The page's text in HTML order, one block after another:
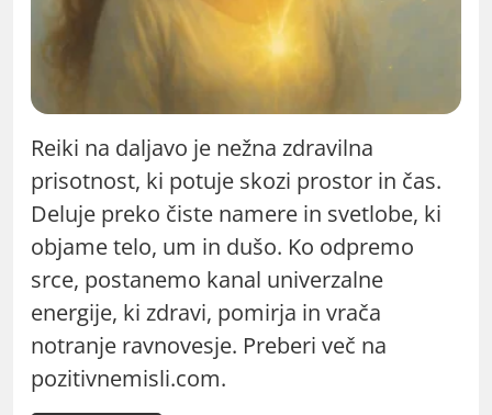
Reiki na daljavo je nežna zdravilna
prisotnost, ki potuje skozi prostor in čas.
Deluje preko čiste namere in svetlobe, ki
objame telo, um in dušo. Ko odpremo
srce, postanemo kanal univerzalne
energije, ki zdravi, pomirja in vrača
notranje ravnovesje. Preberi več na
pozitivnemisli.com.